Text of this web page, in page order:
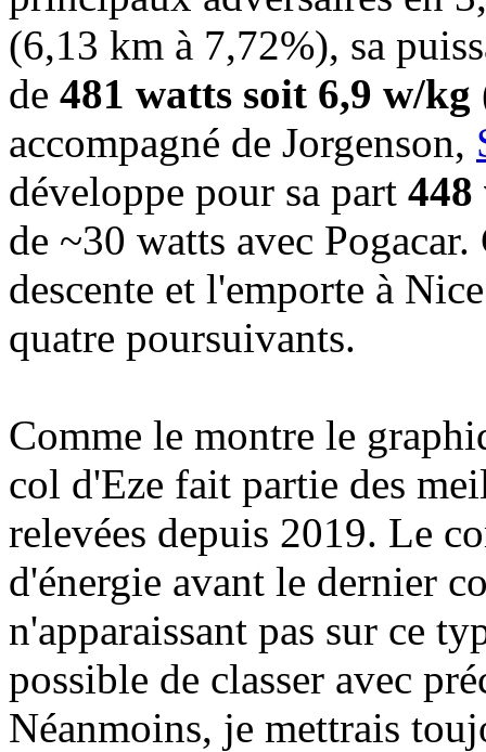
(6,13 km à 7,72%), sa
de 481 watts soit 6,9 w/kg
accompagné de Jorgenson,
développe pour sa part 448
de ~30 watts avec
descente et l'emporte à
quatre poursuivants.
Comme le montre le
col d'Eze fait partie des
relevées depuis 2019. Le
d'énergie avant le dernier
n'apparaissant pas sur ce
possible de classer avec
Néanmoins, je mettrais